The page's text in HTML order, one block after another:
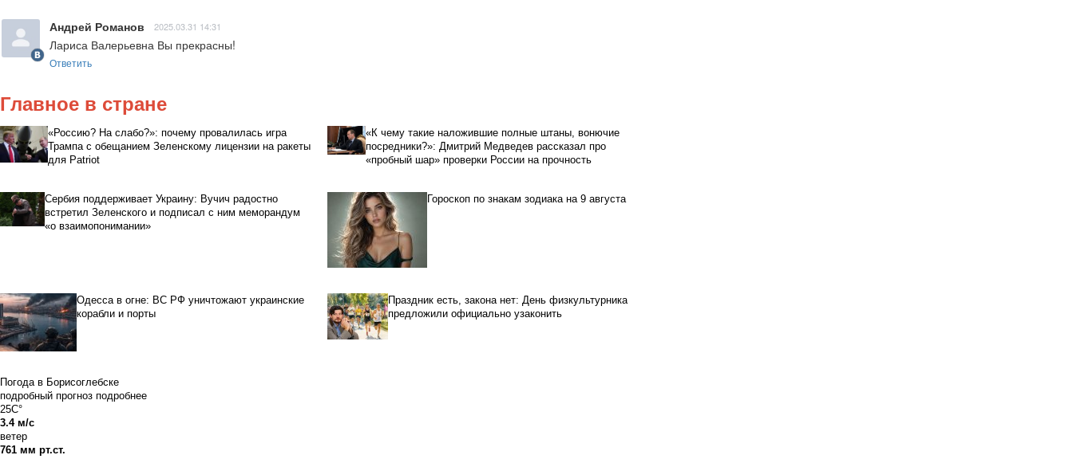
Андрей Романов 2025.03.31 14:31
Лариса Валерьевна Вы прекрасны!
Ответить
Главное в стране
«Россию? На слабо?»: почему провалилась игра
Трампа с обещанием Зеленскому лицензии на ракеты
для Patriot
«К чему такие наложившие полные штаны, вонючие
посредники?»: Дмитрий Медведев рассказал про
«пробный шар» проверки России на прочность
Сербия поддерживает Украину: Вучич радостно
встретил Зеленского и подписал с ним меморандум
«о взаимопонимании»
Гороскоп по знакам зодиака на 9 августа
Одесса в огне: ВС РФ уничтожают украинские
корабли и порты
Праздник есть, закона нет: День физкультурника
предложили официально узаконить
Погода в Борисоглебске
подробный прогноз подробнее
25C°
3.4 м/с
ветер
761 мм рт.ст.